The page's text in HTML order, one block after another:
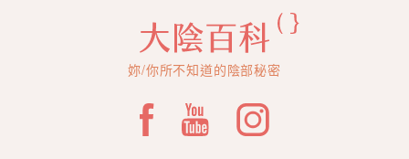
妳/你所不知道的陰部秘密